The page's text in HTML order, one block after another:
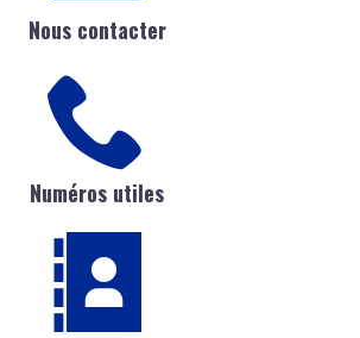
Nous contacter
Numéros utiles